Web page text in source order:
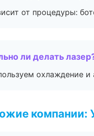
от процедуры:
ли делать
охлаждение и
компании: